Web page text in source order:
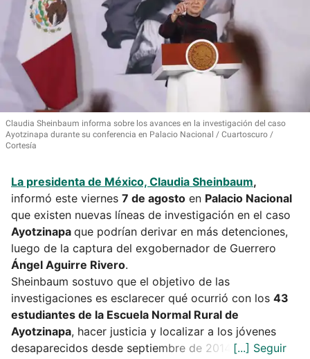
Claudia Sheinbaum informa sobre los avances en la investigación del caso
Ayotzinapa durante su conferencia en Palacio Nacional
Cuartoscuro /
Cortesía
La presidenta de México, Claudia Sheinbaum,
informó este viernes 7 de agosto en Palacio Nacional
que existen nuevas líneas de investigación en el caso
Ayotzinapa que podrían derivar en más detenciones,
luego de la captura del exgobernador de Guerrero
Ángel Aguirre Rivero.
Sheinbaum sostuvo que el objetivo de las
investigaciones es esclarecer qué ocurrió con los 43
estudiantes de la Escuela Normal Rural de
Ayotzinapa, hacer justicia y localizar a los jóvenes
desaparecidos desde septiembre de 2014.